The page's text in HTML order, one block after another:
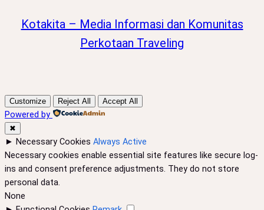
Kotakita – Media Informasi dan Komunitas
Perkotaan Traveling
Customize Reject All Accept All
Powered by
✖
► Necessary Cookies Always Active
Necessary cookies enable essential site features like secure log-
ins and consent preference adjustments. They do not store
personal data.
None